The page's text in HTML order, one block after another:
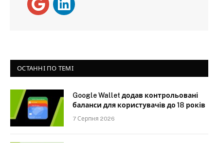
ОСТАННІ ПО ТЕМІ
Google Wallet додав контрольовані
баланси для користувачів до 18 років
7 Серпня 2026